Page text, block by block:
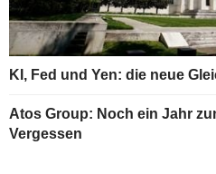
KI, Fed und Yen: die neue
Atos Group: Noch ein Jahr
Vergessen